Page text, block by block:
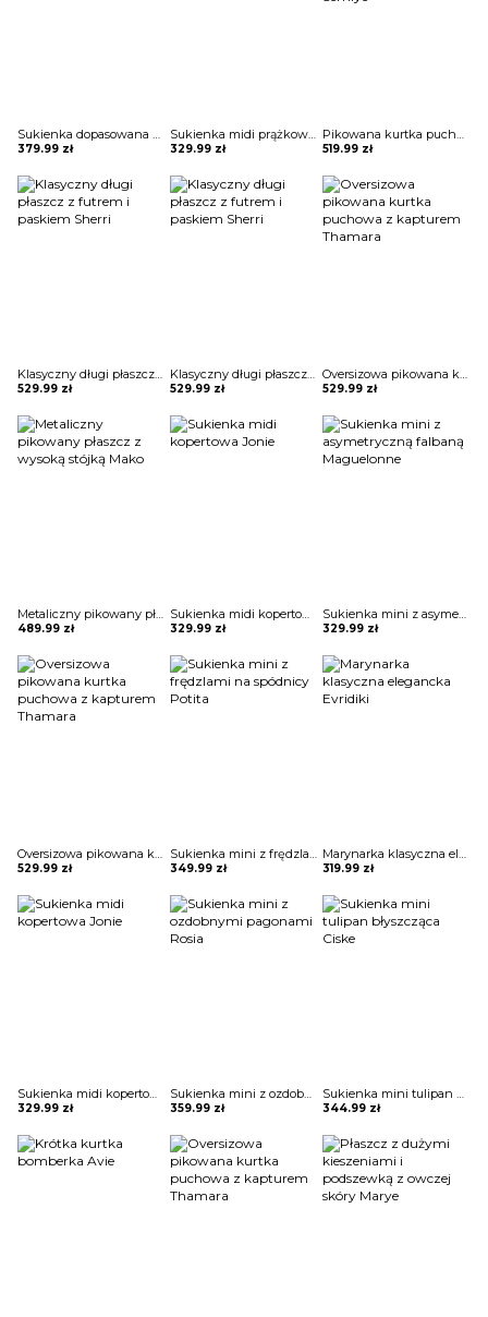
379.99 zł
Sukienka midi prążkowana Adalciza
329.99 zł 519.99 zł
529.99 zł
Klasyczny długi płaszcz z futrem i paskiem Sherri
529.99 zł 529.99 zł
489.99 zł
Sukienka midi kopertowa Jonie
329.99 zł
Sukienka mini z asymetryczną falbaną Maguelonne
329.99 zł
529.99 zł 349.99 zł 319.99 zł
329.99 zł
Sukienka mini z ozdobnymi pagonami Rosia
359.99 zł 344.99 zł